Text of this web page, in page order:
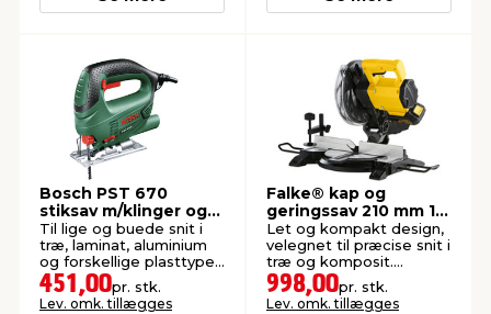
Bosch PST 670
stiksav m/klinger og
splintskærme 500 W
Til lige og buede snit i
træ, laminat, aluminium
og forskellige plasttyper.
Inkl. 4 stk. klinger og 5
stk. splintskærme.
451,00pr. stk.
Lev. omk. tillægges
Falke® kap og
geringssav 210 mm 18
v Li-ion
Let og kompakt design,
velegnet til præcise snit i
træ og komposit.
Leveres uden batteri og
oplader.
998,00pr. stk.
Lev. omk. tillægges